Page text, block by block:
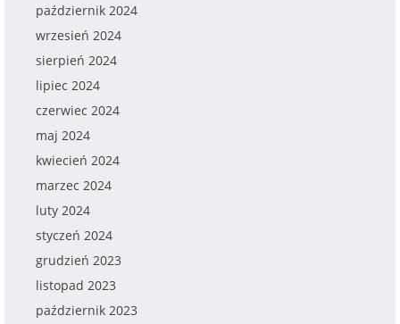
październik 2024
wrzesień 2024
sierpień 2024
lipiec 2024
czerwiec 2024
maj 2024
kwiecień 2024
marzec 2024
luty 2024
styczeń 2024
grudzień 2023
listopad 2023
październik 2023